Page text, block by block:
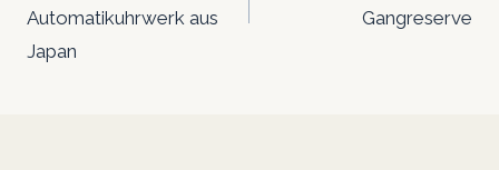
Automatikuhrwerk aus
Japan
Gangreserve